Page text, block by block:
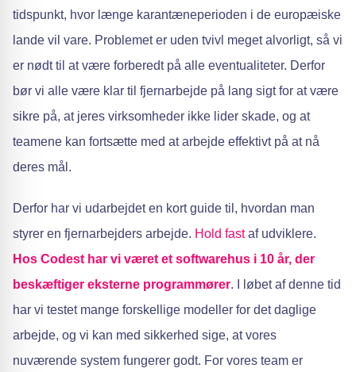
tidspunkt, hvor længe karantæneperioden i de europæiske
lande vil vare. Problemet er uden tvivl meget alvorligt, så vi
er nødt til at være forberedt på alle eventualiteter. Derfor
bør vi alle være klar til fjernarbejde på lang sigt for at være
sikre på, at jeres virksomheder ikke lider skade, og at
teamene kan fortsætte med at arbejde effektivt på at nå
deres mål.
Derfor har vi udarbejdet en kort guide til, hvordan man
styrer en fjernarbejders arbejde. Hold fastaf udviklere.
Hos Codest har vi været et softwarehus i 10 år, der
beskæftiger eksterne programmører. I løbet af denne tid
har vi testet mange forskellige modeller for det daglige
arbejde, og vi kan med sikkerhed sige, at vores
nuværende system fungerer godt. For vores team er